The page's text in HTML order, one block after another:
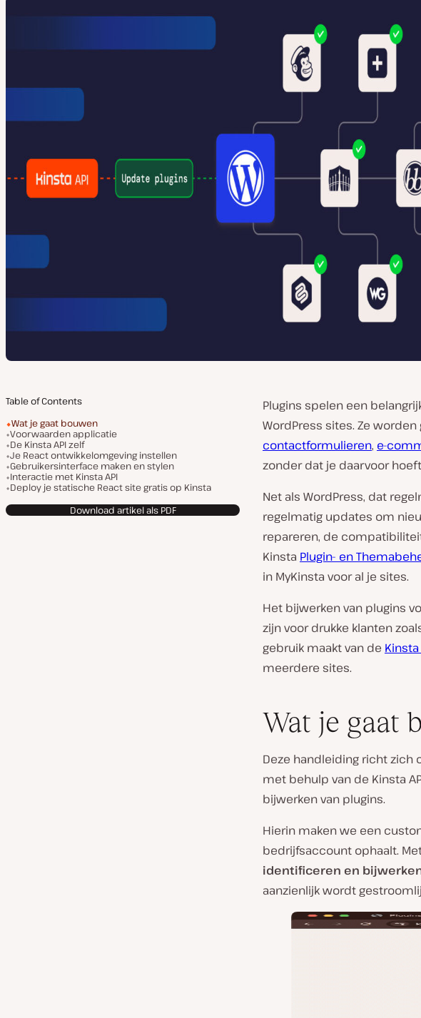
Table of Contents
Wat je gaat bouwen
Voorwaarden applicatie
De Kinsta API zelf
Je React ontwikkelomgeving instellen
Gebruikersinterface maken en stylen
Interactie met Kinsta API
Deploy je statische React site gratis op Kinsta
Download artikel als PDF
Plugins spelen een
WordPress sites. Ze
contactformulieren, e-
zonder dat je daarvoor
Net als WordPress, dat
regelmatig updates om
repareren, de
Kinsta Plugin- en
in MyKinsta voor al je sites.
Het bijwerken van plugins
zijn voor drukke klanten
gebruik maakt van de Kinsta
meerdere sites.
Wat je gaat
Deze handleiding richt zich
met behulp van de Kinsta
bijwerken van plugins.
Hierin maken we een
bedrijfsaccount ophaalt.
identificeren en
aanzienlijk wordt